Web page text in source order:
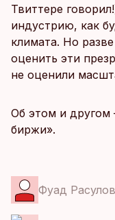
Твиттере
индустрию, как
климата. Но
оценить эти
не оценили
Об этом и другом
биржи».
Фуад